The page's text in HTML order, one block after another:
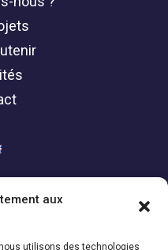
aux
utilisons des technologies